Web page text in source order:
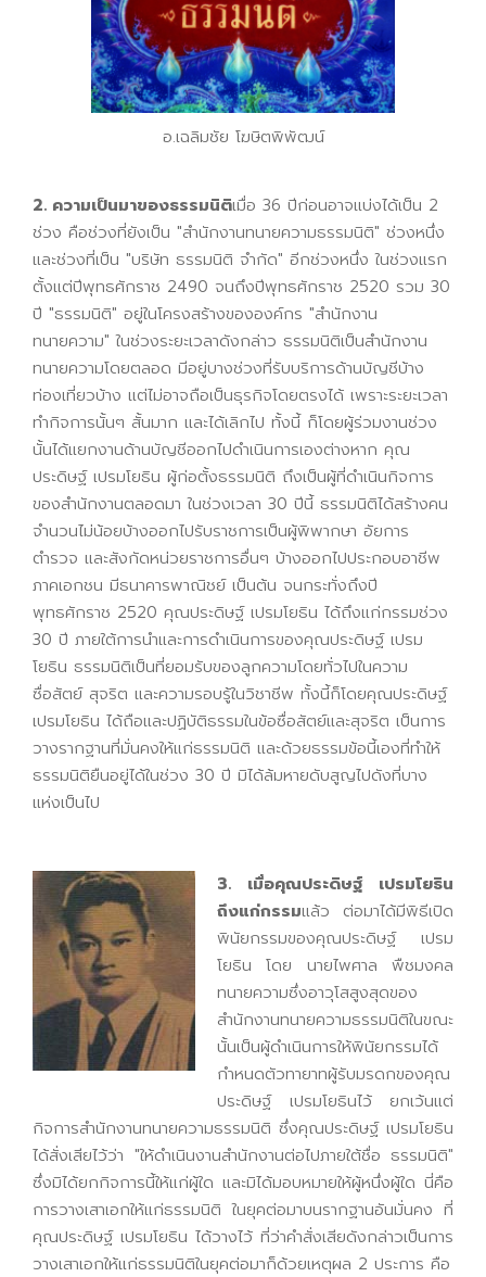
อ.เฉลิมชัย โฆษิตพิพัฒน์
2. ความเป็นมาของธรรมนิติเมื่อ 36 ปีก่อนอาจแบ่งได้เป็น 2
ช่วง คือช่วงที่ยังเป็น "สำนักงานทนายความธรรมนิติ" ช่วงหนึ่ง
และช่วงที่เป็น "บริษัท ธรรมนิติ จำกัด" อีกช่วงหนึ่ง ในช่วงแรก
ตั้งแต่ปีพุทธศักราช 2490 จนถึงปีพุทธศักราช 2520 รวม 30
ปี "ธรรมนิติ" อยู่ในโครงสร้างขององค์กร "สำนักงาน
ทนายความ" ในช่วงระยะเวลาดังกล่าว ธรรมนิติเป็นสำนักงาน
ทนายความโดยตลอด มีอยู่บางช่วงที่รับบริการด้านบัญชีบ้าง
ท่องเที่ยวบ้าง แต่ไม่อาจถือเป็นธุรกิจโดยตรงได้ เพราะระยะเวลา
ทำกิจการนั้นๆ สั้นมาก และได้เลิกไป ทั้งนี้ ก็โดยผู้ร่วมงานช่วง
นั้นได้แยกงานด้านบัญชีออกไปดำเนินการเองต่างหาก คุณ
ประดิษฐ์ เปรมโยธิน ผู้ก่อตั้งธรรมนิติ ถึงเป็นผู้ที่ดำเนินกิจการ
ของสำนักงานตลอดมา ในช่วงเวลา 30 ปีนี้ ธรรมนิติได้สร้างคน
จำนวนไม่น้อยบ้างออกไปรับราชการเป็นผู้พิพากษา อัยการ
ตำรวจ และสังกัดหน่วยราชการอื่นๆ บ้างออกไปประกอบอาชีพ
ภาคเอกชน มีธนาคารพาณิชย์ เป็นต้น จนกระทั่งถึงปี
พุทธศักราช 2520 คุณประดิษฐ์ เปรมโยธิน ได้ถึงแก่กรรมช่วง
30 ปี ภายใต้การนำและการดำเนินการของคุณประดิษฐ์ เปรม
โยธิน ธรรมนิติเป็นที่ยอมรับของลูกความโดยทั่วไปในความ
ซื่อสัตย์ สุจริต และความรอบรู้ในวิชาชีพ ทั้งนี้ก็โดยคุณประดิษฐ์
เปรมโยธิน ได้ถือและปฏิบัติธรรมในข้อซื่อสัตย์และสุจริต เป็นการ
วางรากฐานที่มั่นคงให้แก่ธรรมนิติ และด้วยธรรมข้อนี้เองที่ทำให้
ธรรมนิติยืนอยู่ได้ในช่วง 30 ปี มิได้ล้มหายดับสูญไปดังที่บาง
แห่งเป็นไป
3. เมื่อคุณประดิษฐ์ เปรมโยธิน
ถึงแก่กรรมแล้ว ต่อมาได้มีพิธีเปิด
พินัยกรรมของคุณประดิษฐ์ เปรม
โยธิน โดย นายไพศาล พืชมงคล
ทนายความซึ่งอาวุโสสูงสุดของ
สำนักงานทนายความธรรมนิติในขณะ
นั้นเป็นผู้ดำเนินการให้พินัยกรรมได้
กำหนดตัวทายาทผู้รับมรดกของคุณ
ประดิษฐ์ เปรมโยธินไว้ ยกเว้นแต่
กิจการสำนักงานทนายความธรรมนิติ ซึ่งคุณประดิษฐ์ เปรมโยธิน
ได้สั่งเสียไว้ว่า "ให้ดำเนินงานสำนักงานต่อไปภายใต้ชื่อ ธรรมนิติ"
ซึ่งมิได้ยกกิจการนี้ให้แก่ผู้ใด และมิได้มอบหมายให้ผู้หนึ่งผู้ใด นี่คือ
การวางเสาเอกให้แก่ธรรมนิติ ในยุคต่อมาบนรากฐานอันมั่นคง ที่
คุณประดิษฐ์ เปรมโยธิน ได้วางไว้ ที่ว่าคำสั่งเสียดังกล่าวเป็นการ
วางเสาเอกให้แก่ธรรมนิติในยุคต่อมาก็ด้วยเหตุผล 2 ประการ คือ